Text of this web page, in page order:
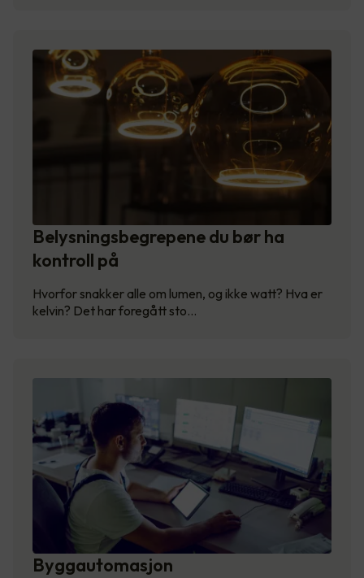
Belysningsbegrepene du bør ha
kontroll på
Hvorfor snakker alle om lumen, og ikke watt? Hva er
kelvin? Det har foregått sto…
Byggautomasjon